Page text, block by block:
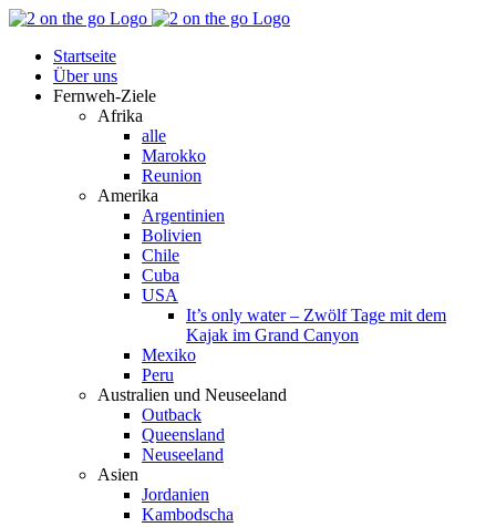
Zum
springen
Facebook
YouTube
Instagram
Pinterest
Rss
Startseite
Über uns
Fernweh-Ziele
Afrika
alle
Marokko
Reunion
Amerika
Argentinien
Bolivien
Chile
Cuba
USA
It’s only water – Zwölf Tage mit dem
Kajak im Grand Canyon
Mexiko
Peru
Australien und Neuseeland
Outback
Queensland
Neuseeland
Asien
Jordanien
Kambodscha